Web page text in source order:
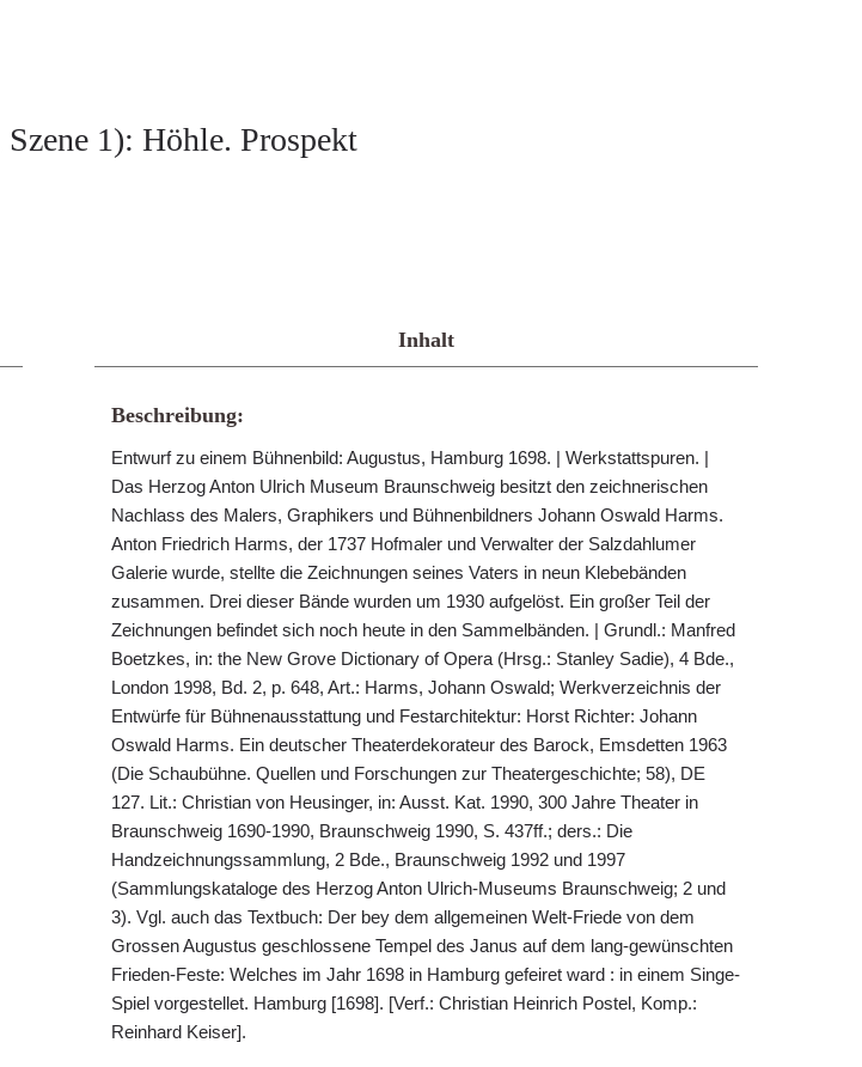
1): Höhle. Prospekt
Inhalt
Beschreibung:
Entwurf zu einem Bühnenbild: Augustus, Hamburg 1698. | Werkstattspuren. |
Das Herzog Anton Ulrich Museum Braunschweig besitzt den zeichnerischen
Nachlass des Malers, Graphikers und Bühnenbildners Johann Oswald Harms.
Anton Friedrich Harms, der 1737 Hofmaler und Verwalter der Salzdahlumer
Galerie wurde, stellte die Zeichnungen seines Vaters in neun Klebebänden
zusammen. Drei dieser Bände wurden um 1930 aufgelöst. Ein großer Teil der
Zeichnungen befindet sich noch heute in den Sammelbänden. | Grundl.: Manfred
Boetzkes, in: the New Grove Dictionary of Opera (Hrsg.: Stanley Sadie), 4 Bde.,
London 1998, Bd. 2, p. 648, Art.: Harms, Johann Oswald; Werkverzeichnis der
Entwürfe für Bühnenausstattung und Festarchitektur: Horst Richter: Johann
Oswald Harms. Ein deutscher Theaterdekorateur des Barock, Emsdetten 1963
(Die Schaubühne. Quellen und Forschungen zur Theatergeschichte; 58), DE
127. Lit.: Christian von Heusinger, in: Ausst. Kat. 1990, 300 Jahre Theater in
Braunschweig 1690-1990, Braunschweig 1990, S. 437ff.; ders.: Die
Handzeichnungssammlung, 2 Bde., Braunschweig 1992 und 1997
(Sammlungskataloge des Herzog Anton Ulrich-Museums Braunschweig; 2 und
3). Vgl. auch das Textbuch: Der bey dem allgemeinen Welt-Friede von dem
Grossen Augustus geschlossene Tempel des Janus auf dem lang-gewünschten
Frieden-Feste: Welches im Jahr 1698 in Hamburg gefeiret ward : in einem Singe-
Spiel vorgestellet. Hamburg [1698]. [Verf.: Christian Heinrich Postel, Komp.:
Reinhard Keiser].